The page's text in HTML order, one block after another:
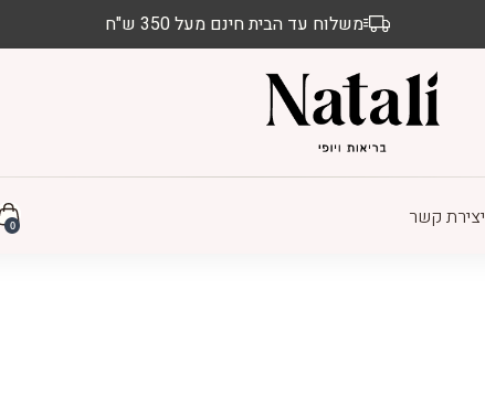
משלוח עד הבית חינם מעל 350 ש"ח
יצירת קשר 0